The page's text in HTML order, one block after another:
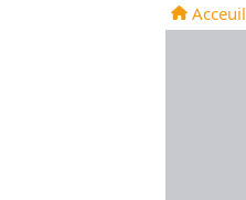
Acceuil